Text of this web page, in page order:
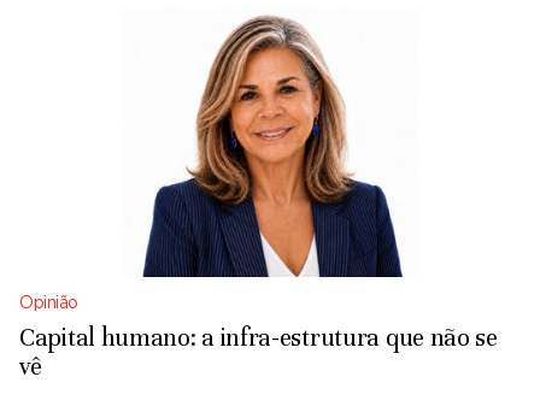
Opinião
Capital humano: a infra-estrutura que não se
vê